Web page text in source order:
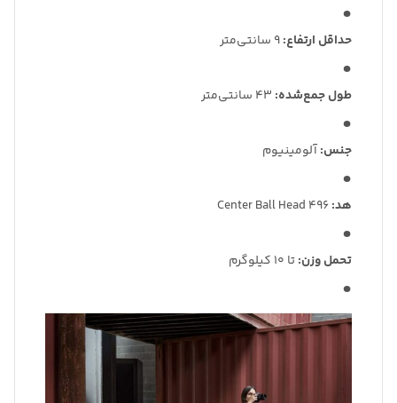
حداقل ارتفاع:
طول جمع‌شده:
جنس:آلومینیوم
هد:
تحمل وزن:تا 10 کیلوگرم